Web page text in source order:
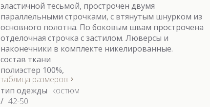
эластичной тесьмой, прострочен двумя
параллельными строчками, с втянутым шнурком из
основного полотна. По боковым швам прострочена
отделочная строчка с застилом. Люверсы и
наконечники в комплекте никелированные.
состав ткани
полиэстер 100%,
таблица размеров
тип одежды костюм
/ 42-50